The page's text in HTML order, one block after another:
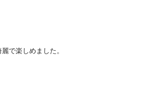
で楽しめました。